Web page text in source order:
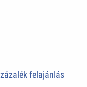
felajánlás